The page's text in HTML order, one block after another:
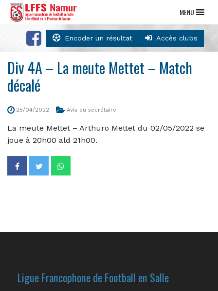
Encoder un résultat Accès clubs
MENU
Div 4A – La meute Mettet – Match
décalé
25/04/2022 Avis du secrétaire
La meute Mettet – Arthuro Mettet du 02/05/2022 se
joue à 20h00 ald 21h00.
Ligue Francophone de Football en Salle